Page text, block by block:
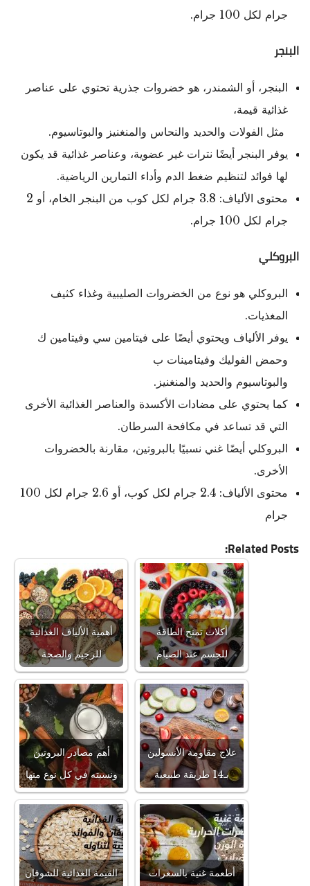
جرام لكل 100 جرام.
البنجر
البنجر، أو الشمندر، هو خضروات جذرية تحتوي على عناصر
غذائية قيمة،
مثل الفولات والحديد والنحاس والمنغنيز والبوتاسيوم.
يوفر البنجر أيضًا نترات غير عضوية، وعناصر غذائية قد يكون
لها فوائد لتنظيم ضغط الدم وأداء التمارين الرياضية.
محتوى الألياف: 3.8 جرام لكل كوب من البنجر الخام، أو 2
جرام لكل 100 جرام.
البروكلي
البروكلي هو نوع من الخضروات الصليبية وغذاء كثيف
المغذيات.
يوفر الألياف ويحتوي أيضًا على فيتامين سي وفيتامين ك
وحمض الفوليك وفيتامينات ب
والبوتاسيوم والحديد والمنغنيز.
كما يحتوي على مضادات الأكسدة والعناصر الغذائية الأخرى
التي قد تساعد في مكافحة السرطان.
البروكلي أيضًا غني نسبيًا بالبروتين، مقارنة بالخضروات
الأخرى.
محتوى الألياف: 2.4 جرام لكل كوب، أو 2.6 جرام لكل 100
جرام
Related Posts:
أهمية الألياف الغذائية
للرجيم والصحة
أكلات تمنح الطاقة
للجسم عند الصيام
أهم مصادر البروتين
ونسبته في كل نوع منها
علاج مقاومة الأنسولين
بـ14 طريقة طبيعية
القيمة الغذائية للشوفان أطعمة غنية بالسعرات